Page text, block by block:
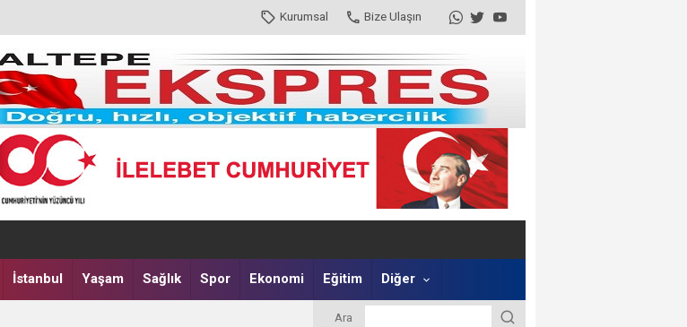
Kurumsal Bize Ulaşın
İstanbul Yaşam Sağlık Spor Ekonomi Eğitim Diğer
Ara